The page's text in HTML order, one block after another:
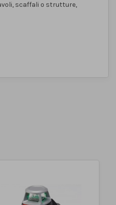
scaffali o strutture,